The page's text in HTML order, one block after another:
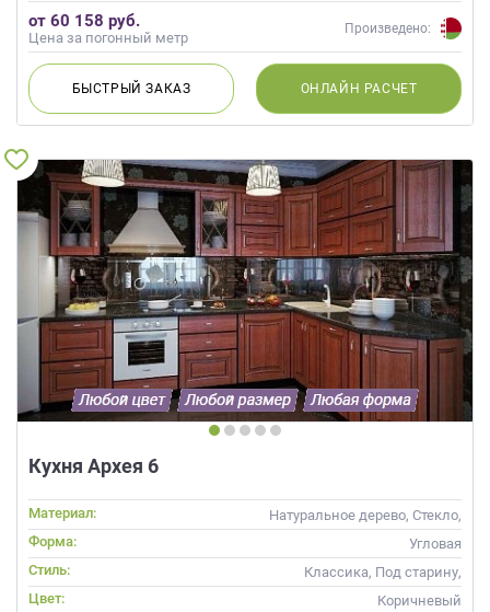
кость, Кремовый
от 60 158 руб.
Цена за погонный метр
Произведено:
БЫСТРЫЙЗАКАЗ ОНЛАЙН РАСЧЕТ
Кухня Архея 6
Материал:
Натуральное дерево, Стекло,
Массив, С патиной
Форма:
Угловая
Стиль:
Классика, Под старину,
Прованс, Неоклассика
Цвет: Коричневый